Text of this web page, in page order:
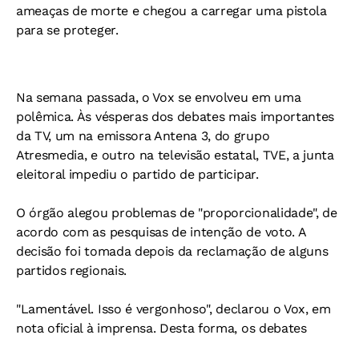
ameaças de morte e chegou a carregar uma pistola
para se proteger.
Na semana passada, o Vox se envolveu em uma
polêmica. Às vésperas dos debates mais importantes
da TV, um na emissora Antena 3, do grupo
Atresmedia, e outro na televisão estatal, TVE, a junta
eleitoral impediu o partido de participar.
O órgão alegou problemas de "proporcionalidade", de
acordo com as pesquisas de intenção de voto. A
decisão foi tomada depois da reclamação de alguns
partidos regionais.
"Lamentável. Isso é vergonhoso", declarou o Vox, em
nota oficial à imprensa. Desta forma, os debates